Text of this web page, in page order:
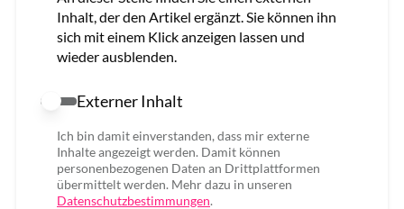
Inhalt, der den Artikel ergänzt. Sie können ihn
sich mit einem Klick anzeigen lassen und
wieder ausblenden.
Externer Inhalt erlauben
Externer Inhalt
Ich bin damit einverstanden, dass mir externe
Inhalte angezeigt werden. Damit können
personenbezogenen Daten an Drittplattformen
übermittelt werden. Mehr dazu in unseren
Datenschutzbestimmungen.